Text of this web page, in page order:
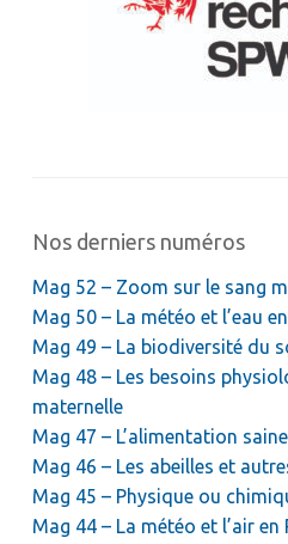
Nos derniers numéros
Mag 52 – Zoom sur le sang
Mag 50 – La météo et l’eau
Mag 49 – La biodiversité du
Mag 48 – Les besoins
maternelle
Mag 47 – L’alimentation
Mag 46 – Les abeilles et
Mag 45 – Physique ou
Mag 44 – La météo et l’air en